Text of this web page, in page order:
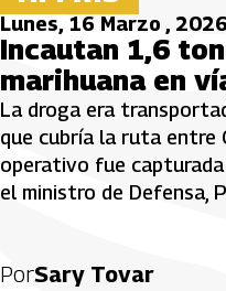
Lunes, 16 Marzo , 2026
Incautan 1,6
marihuana en
La droga era
que cubría la ruta entre
operativo fue
el ministro de Defensa,
PorSary Tovar